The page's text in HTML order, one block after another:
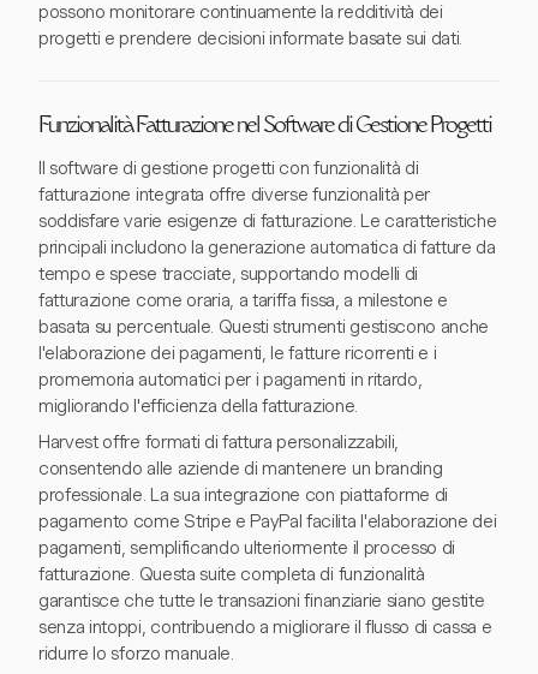
possono monitorare continuamente la redditività dei
progetti e prendere decisioni informate basate sui dati.
Funzionalità Fatturazione nel Software di Gestione Progetti
Il software di gestione progetti con funzionalità di
fatturazione integrata offre diverse funzionalità per
soddisfare varie esigenze di fatturazione. Le caratteristiche
principali includono la generazione automatica di fatture da
tempo e spese tracciate, supportando modelli di
fatturazione come oraria, a tariffa fissa, a milestone e
basata su percentuale. Questi strumenti gestiscono anche
l'elaborazione dei pagamenti, le fatture ricorrenti e i
promemoria automatici per i pagamenti in ritardo,
migliorando l'efficienza della fatturazione.
Harvest offre formati di fattura personalizzabili,
consentendo alle aziende di mantenere un branding
professionale. La sua integrazione con piattaforme di
pagamento come Stripe e PayPal facilita l'elaborazione dei
pagamenti, semplificando ulteriormente il processo di
fatturazione. Questa suite completa di funzionalità
garantisce che tutte le transazioni finanziarie siano gestite
senza intoppi, contribuendo a migliorare il flusso di cassa e
ridurre lo sforzo manuale.